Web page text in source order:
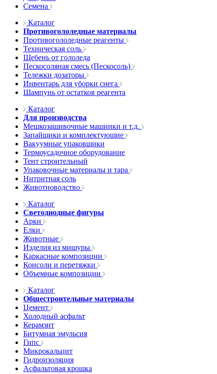
Семена
Каталог
Противогололедные материалы
Противогололедные реагенты
Техническая соль
Щебень от гололеда
Пескосоляная смесь (Пескосоль)
Тележки дозаторы
Инвентарь для уборки снега
Шампунь от остатков реагента
Каталог
Для производства
Мешкозашивочные машинки и т.д.
Запайщики и комплектующие
Вакуумные упаковщики
Термоусадочное оборудование
Тент строительный
Упаковочные материалы и тара
Нитритная соль
Животноводство
Каталог
Светодиодные фигуры
Арки
Елки
Животные
Изделия из мишуры
Каркасные композиции
Консоли и перетяжки
Объемные композиции
Каталог
Общестроительные материалы
Цемент
Холодный асфальт
Керамзит
Битумная эмульсия
Гипс
Микрокальцит
Гидроизоляция
Асфальтовая крошка